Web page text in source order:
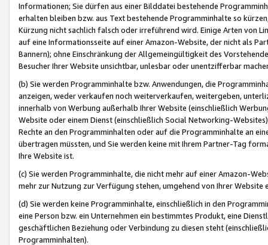
Informationen; Sie dürfen aus einer Bilddatei bestehende
erhalten bleiben bzw. aus Text bestehende Programminhalte so
Kürzung nicht sachlich falsch oder irreführend wird. Einige Arten von
auf eine Informationsseite auf einer Amazon-Website, der nicht als
Bannern); ohne Einschränkung der Allgemeingültigkeit des
Besucher Ihrer Website unsichtbar, unlesbar oder unentzifferbar
(b) Sie werden Programminhalte bzw. Anwendungen, die
anzeigen, weder verkaufen noch weiterverkaufen, weitergeben,
innerhalb von Werbung außerhalb Ihrer Website (einschließlich
Website oder einem Dienst (einschließlich Social Networking-
Rechte an den Programminhalten oder auf die Programminhalte an
übertragen müssten, und Sie werden keine mit Ihrem Partner-Tag
Ihre Website ist.
(c) Sie werden Programminhalte, die nicht mehr auf einer Amazon-
mehr zur Nutzung zur Verfügung stehen, umgehend von Ihrer
(d) Sie werden keine Programminhalte, einschließlich in den
eine Person bzw. ein Unternehmen ein bestimmtes Produkt, eine
geschäftlichen Beziehung oder Verbindung zu diesen steht
Programminhalten).